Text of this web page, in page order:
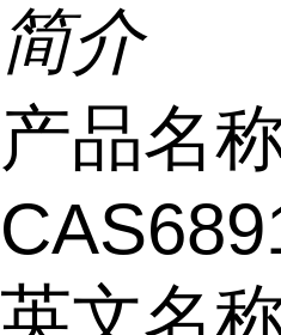
简介
产品名
英文名